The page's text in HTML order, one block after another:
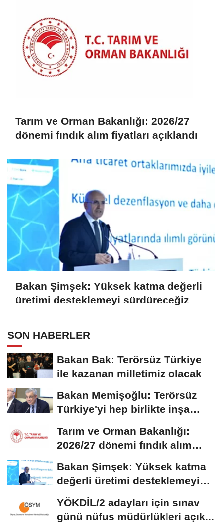
Tarım ve Orman Bakanlığı: 2026/27
dönemi fındık alım fiyatları açıklandı
Bakan Şimşek: Yüksek katma değerli
üretimi desteklemeyi sürdüreceğiz
SON HABERLER
Bakan Bak: Terörsüz Türkiye
ile kazanan milletimiz olacak
Bakan Memişoğlu: Terörsüz
Türkiye'yi hep birlikte inşa
Tarım ve Orman Bakanlığı:
2026/27 dönemi fındık alım
Bakan Şimşek: Yüksek katma
değerli üretimi desteklemeyi
sürdüreceğiz
YÖKDİL/2 adayları için sınav
günü nüfus müdürlükleri açık...